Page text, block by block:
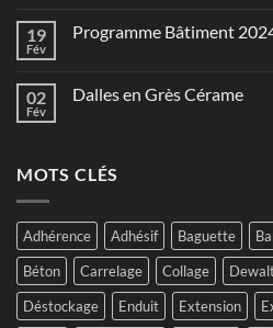
19
Fév
Programme Bâtiment
02
Fév
Dalles en Grès Cérame
MOTS CLÉS
Adhérence Adhésif Baguette
Béton
Carrelage Collage
Déstockage
Enduit Extension